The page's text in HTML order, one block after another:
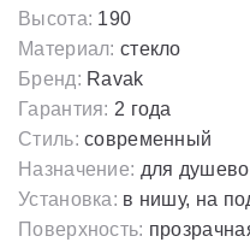
Высота: 190
Материал: стекло
Бренд: Ravak
Гарантия: 2 года
Стиль: современный
Назначение: для
Установка: в нишу, на
Поверхность: